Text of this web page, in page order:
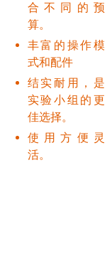
合不同的预
算。
丰富的操作模
式和配件
结实耐用，是
实验小组的更
佳选择。
使用方便灵
活。